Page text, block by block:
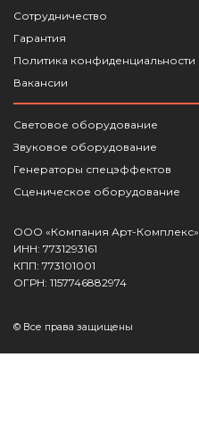
Сотрудничество
Гарантия
Политика конфиденциальности
Вакансии
Световое оборудование
Звуковое оборудование
Генераторы спецэффектов
Сценическое оборудование
ООО «Компания Арт-Комплекс»
ИНН: 7731293161
КПП: 773101001
ОГРН: 1157746882974
© Все права защищены